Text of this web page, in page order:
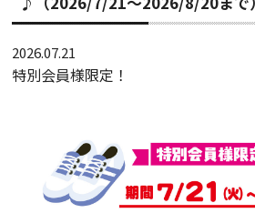
2026.07.21
特別会員様限定！